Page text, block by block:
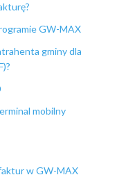
GW-MAX
gminy dla
mobilny
w GW-MAX